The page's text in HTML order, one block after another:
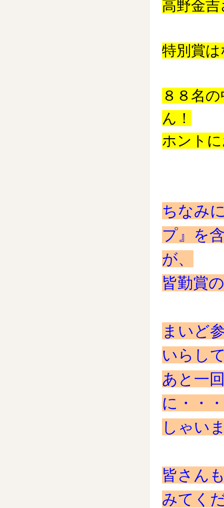
高野金
特別賞
８８名
ん！
ホント
ちなみ
プ』を
が、
皆勤賞
まいど
いらし
あと一
に・・
しゃい
皆さん
みてく